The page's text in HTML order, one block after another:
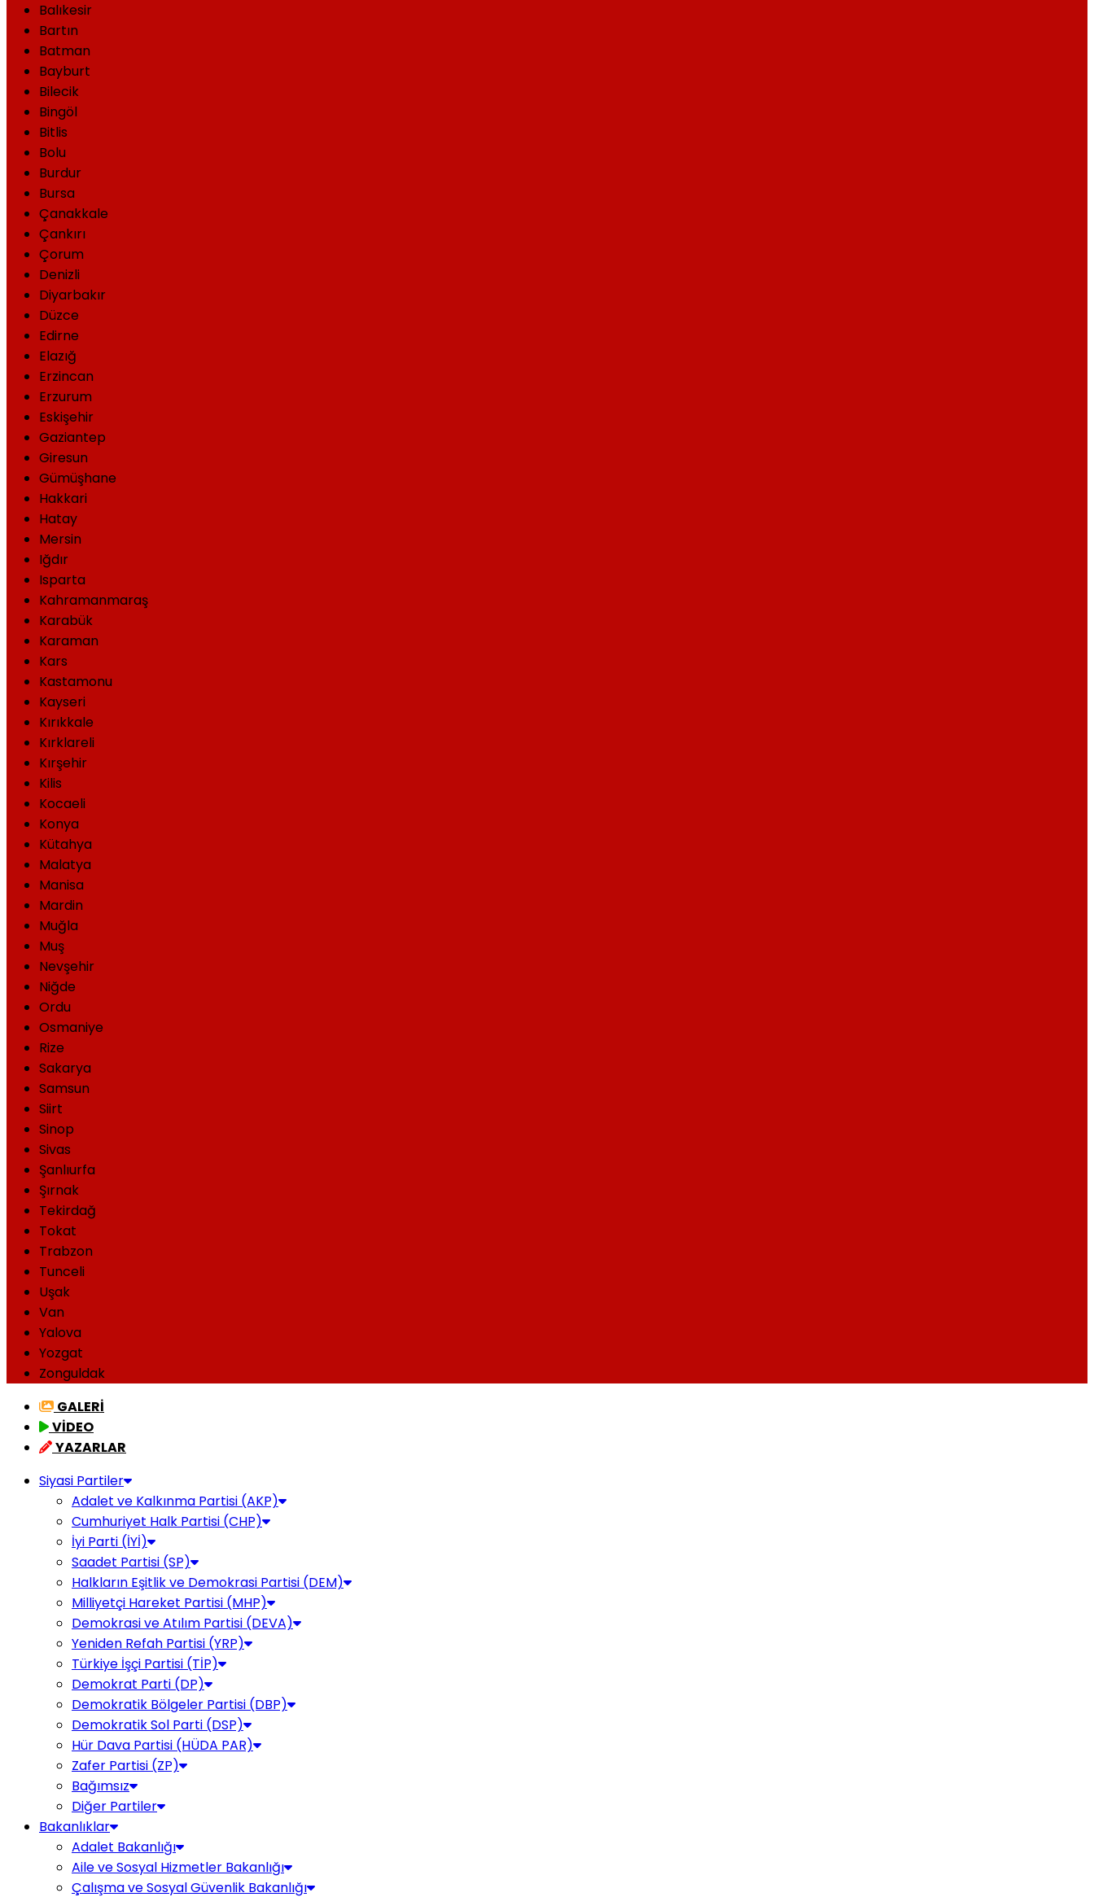
Balıkesir
Bartın
Batman
Bayburt
Bilecik
Bingöl
Bitlis
Bolu
Burdur
Bursa
Çanakkale
Çankırı
Çorum
Denizli
Diyarbakır
Düzce
Edirne
Elazığ
Erzincan
Erzurum
Eskişehir
Gaziantep
Giresun
Gümüşhane
Hakkari
Hatay
Mersin
Iğdır
Isparta
Kahramanmaraş
Karabük
Karaman
Kars
Kastamonu
Kayseri
Kırıkkale
Kırklareli
Kırşehir
Kilis
Kocaeli
Konya
Kütahya
Malatya
Manisa
Mardin
Muğla
Muş
Nevşehir
Niğde
Ordu
Osmaniye
Rize
Sakarya
Samsun
Siirt
Sinop
Sivas
Şanlıurfa
Şırnak
Tekirdağ
Tokat
Trabzon
Tunceli
Uşak
Van
Yalova
Yozgat
Zonguldak
GALERİ
VİDEO
YAZARLAR
Siyasi Partiler
Adalet ve Kalkınma Partisi (AKP)
Cumhuriyet Halk Partisi (CHP)
İyi Parti (İYİ)
Saadet Partisi (SP)
Halkların Eşitlik ve Demokrasi Partisi (DEM)
Milliyetçi Hareket Partisi (MHP)
Demokrasi ve Atılım Partisi (DEVA)
Yeniden Refah Partisi (YRP)
Türkiye İşçi Partisi (TİP)
Demokrat Parti (DP)
Demokratik Bölgeler Partisi (DBP)
Demokratik Sol Parti (DSP)
Hür Dava Partisi (HÜDA PAR)
Zafer Partisi (ZP)
Bağımsız
Diğer Partiler
Bakanlıklar
Adalet Bakanlığı
Aile ve Sosyal Hizmetler Bakanlığı
Çalışma ve Sosyal Güvenlik Bakanlığı